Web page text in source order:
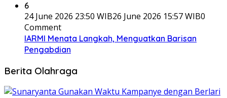
6
24 June 2026 23:50 WIB26 June 2026 15:57 WIB0
Comment
IARMI Menata Langkah, Menguatkan Barisan
Pengabdian
Berita Olahraga